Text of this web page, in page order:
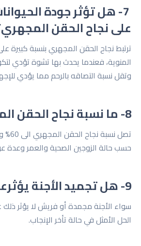
7- هل تؤثر جودة
على نجاح الحقن
ترتبط نجاح الحقن المجهري بنسبة كبيرة
المنوية، فعندما يحدث بها تشوة تؤدي
وتقل نسبة التصاقه بالرحم مما يؤدي
8- ما نسبة نجاح الحقن المجهري
تصل
حسب حالة الزوجين الصحية والعمر وعدة
9- هل تجميد الأجنة يؤثرعلى جودتها؟
سواء الأجنة مجمدة أو فريش لا يؤثر ذلك
الحل الأمثل في حالة تأخر الإنجاب.